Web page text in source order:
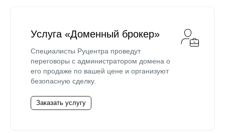
Услуга «Доменный брокер»
Специалисты Руцентра проведут
переговоры с администратором домена о
его продаже по вашей цене и организуют
безопасную сделку.
Заказать услугу